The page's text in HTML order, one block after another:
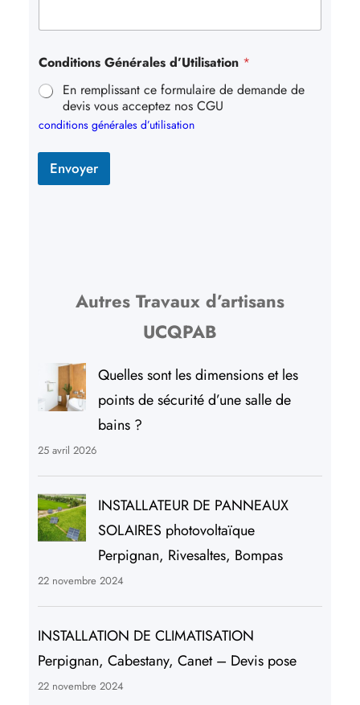
Conditions Générales d’Utilisation *
En remplissant ce formulaire de demande de
devis vous acceptez nos CGU
conditions générales d’utilisation
Envoyer
Autres Travaux d’artisans
UCQPAB
Quelles sont les dimensions et les
points de sécurité d’une salle de
bains ?
25 avril 2026
INSTALLATEUR DE PANNEAUX
SOLAIRES photovoltaïque
Perpignan, Rivesaltes, Bompas
22 novembre 2024
INSTALLATION DE CLIMATISATION
Perpignan, Cabestany, Canet – Devis pose
22 novembre 2024